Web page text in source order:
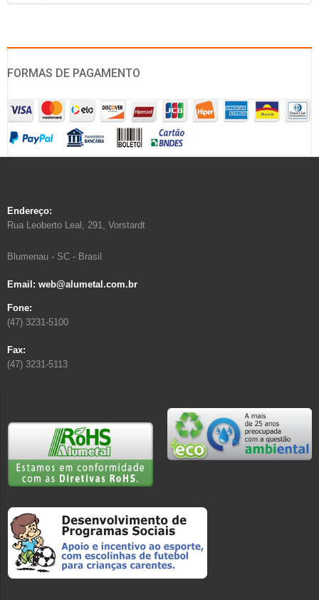
FORMAS DE PAGAMENTO
Endereço:
Rua Leoberto Leal, 291, Vorstardt
Blumenau - SC - Brasil
Email: web@alumetal.com.br
Fone:
(47) 3231-5100
Fax:
(47) 3231-5113